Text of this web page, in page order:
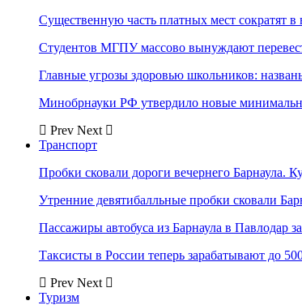
Существенную часть платных мест сократят в
Студентов МГПУ массово вынуждают
Главные угрозы здоровью школьников:
Минобрнауки РФ утвердило новые
Prev Next
Транспорт
Пробки сковали дороги вечернего Барнаула.
Утренние девятибалльные пробки сковали
Пассажиры автобуса из Барнаула в Павлодар
Таксисты в России теперь зарабатывают до
Prev Next
Туризм